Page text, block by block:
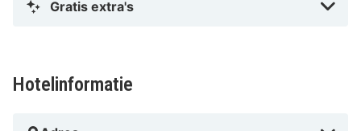
Gratis extra's
Hotelinformatie